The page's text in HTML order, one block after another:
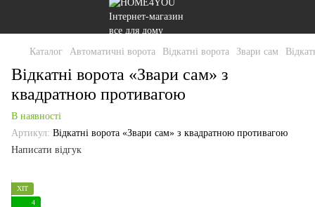
Каталог Автоматичні ворота Відкатні ворота Звари сам
Відкатні ворота «Звари сам» з
квадратною противагою
В наявності
Артикул: Відкатні ворота «Звари сам» з квадратною противагою
Написати відгук
ХІТ
4